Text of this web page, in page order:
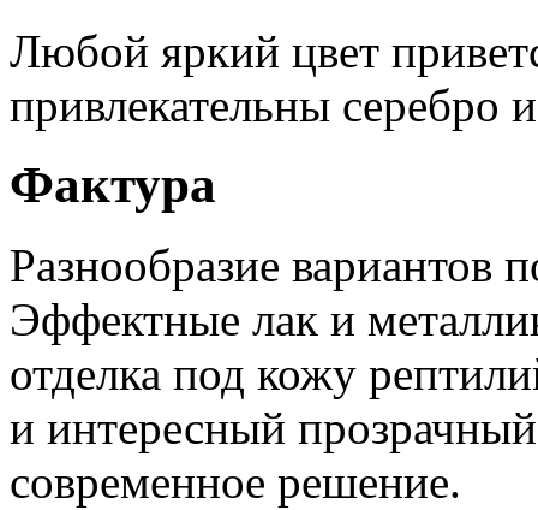
Любой яркий цвет
привлекательны серебро
Фактура
Разнообразие вариантов
Эффектные лак и
отделка под кожу
и интересный
современное решение.